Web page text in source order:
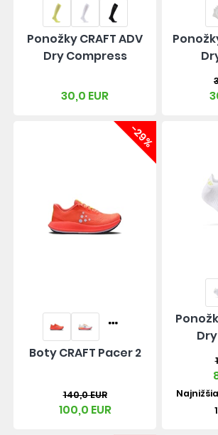
Ponožky CRAFT ADV
Dry Compress
30,0 EUR
-29%
Boty CRAFT Pacer 2
140,0 EUR
100,0 EUR